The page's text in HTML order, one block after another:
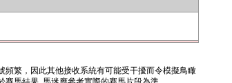
繁，因此其他接收系統有可能受干擾而令模擬鳥瞰